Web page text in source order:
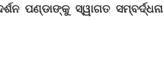
ପଣ୍ଡାଙ୍କୁ ସ୍ୱାଗତ ସମ୍ବର୍ଦ୍ଧନା